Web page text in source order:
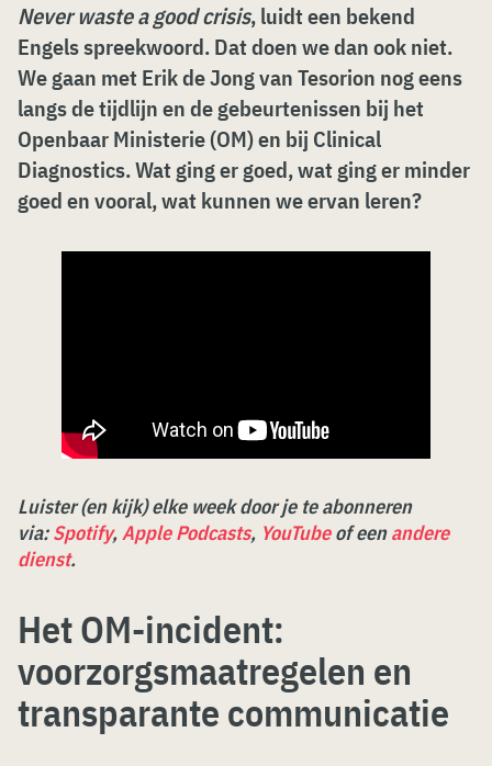
Never waste a good crisis, luidt een bekend
Engels spreekwoord. Dat doen we dan ook niet.
We gaan met Erik de Jong van Tesorion nog eens
langs de tijdlijn en de gebeurtenissen bij het
Openbaar Ministerie (OM) en bij Clinical
Diagnostics. Wat ging er goed, wat ging er minder
goed en vooral, wat kunnen we ervan leren?
Luister (en kijk) elke week door je te abonneren
via:Spotify,Apple Podcasts, YouTubeof eenandere
dienst.
Het OM-incident:
voorzorgsmaatregelen en
transparante communicatie